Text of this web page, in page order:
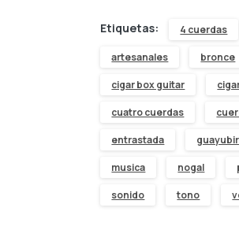
Etiquetas: 4 cuerdas
artesanales bronce
cigar box guitar
cuatro cuerdas
entrastada
musica nogal
sonido tono